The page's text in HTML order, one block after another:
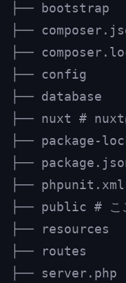
├── bootstrap
├──
├──
├── config
├── database
├── nuxt # nuxt
├── package-
├──
├── phpunit.xml
├── public # こ
├── resources
├── routes
├── server.php